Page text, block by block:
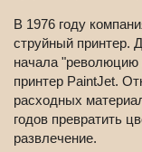
В 1976 году
струйный принтер.
начала "революцию
принтер PaintJet.
расходных
годов превратить
развлечение.